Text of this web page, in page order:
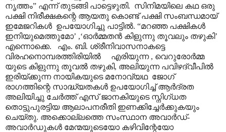
നൃത്തം” എന്ന് തുടങ്ങി പാട്ടെഴുതി. സിനിമയിലെ കഥ ഒരു
പക്ഷി നിരീക്ഷകന്റെ ആയതു കൊണ്ട് പക്ഷി സംബന്ധമായ്
ഇമേജറികൾ ഉപയോഗിച്ചു പാട്ടിൽ. “മറഞ്ഞ പക്ഷികൾ
ഇനിയുമെത്തുമോ’ ,‘ഓർമ്മതൻ കിളുന്നു തൂവലും തഴുകി’
എന്നൊക്കെ. എം. ബി. ശ്രീനിവാസനാകട്ടെ
വിരഹനൊമ്പരത്തിരിയിൽ എരിയുന്ന , വെറുരോർമ്മ
യുടെ കിളുന്നു തൂവൽ തഴുകി, അലിയുന്ന പവിഴദ്വീപിൽ
ഇരിയ്ക്കുന്ന നായികയുടെ മനോവ്യഥ ജോഗ്
രാഗത്തിന്റെ സാദ്ധ്യതകൾ ഉപയോഗിച്ച് ആർദ്രത
അലിയിച്ചു ചേർത്ത് എസ് ജാനകിയുടെ സ്നിഗ്ധത
തൊട്ടുപുരട്ടിയ ആലാപനരീതി ഇണക്കിച്ചേർക്കുകയും
ചെയ്തു. അക്കൊല്ലത്തെ സംസ്ഥാന അവാർഡ്-
അവാർഡുകൾ മേന്മയുടെയോ കഴിവിന്റേയോ